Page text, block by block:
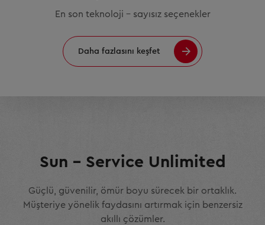
En son teknoloji – sayısız seçenekler
Daha fazlasını keşfet
Sun – Service Unlimited
Güçlü, güvenilir, ömür boyu sürecek bir ortaklık.
Müşteriye yönelik faydasını artırmak için benzersiz
akıllı çözümler.